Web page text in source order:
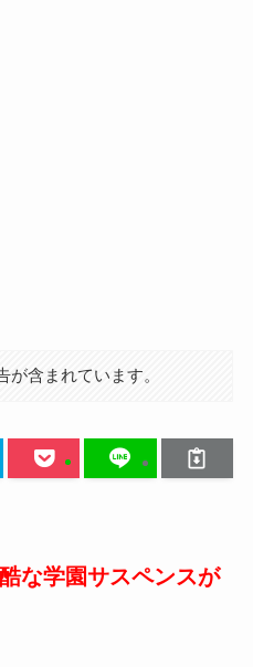
が含まれています。
な学園サスペンスが